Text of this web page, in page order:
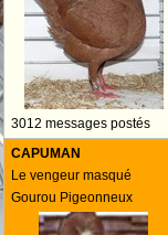
3012 messages postés
CAPUMAN
Le vengeur masqué
Gourou Pigeonneux